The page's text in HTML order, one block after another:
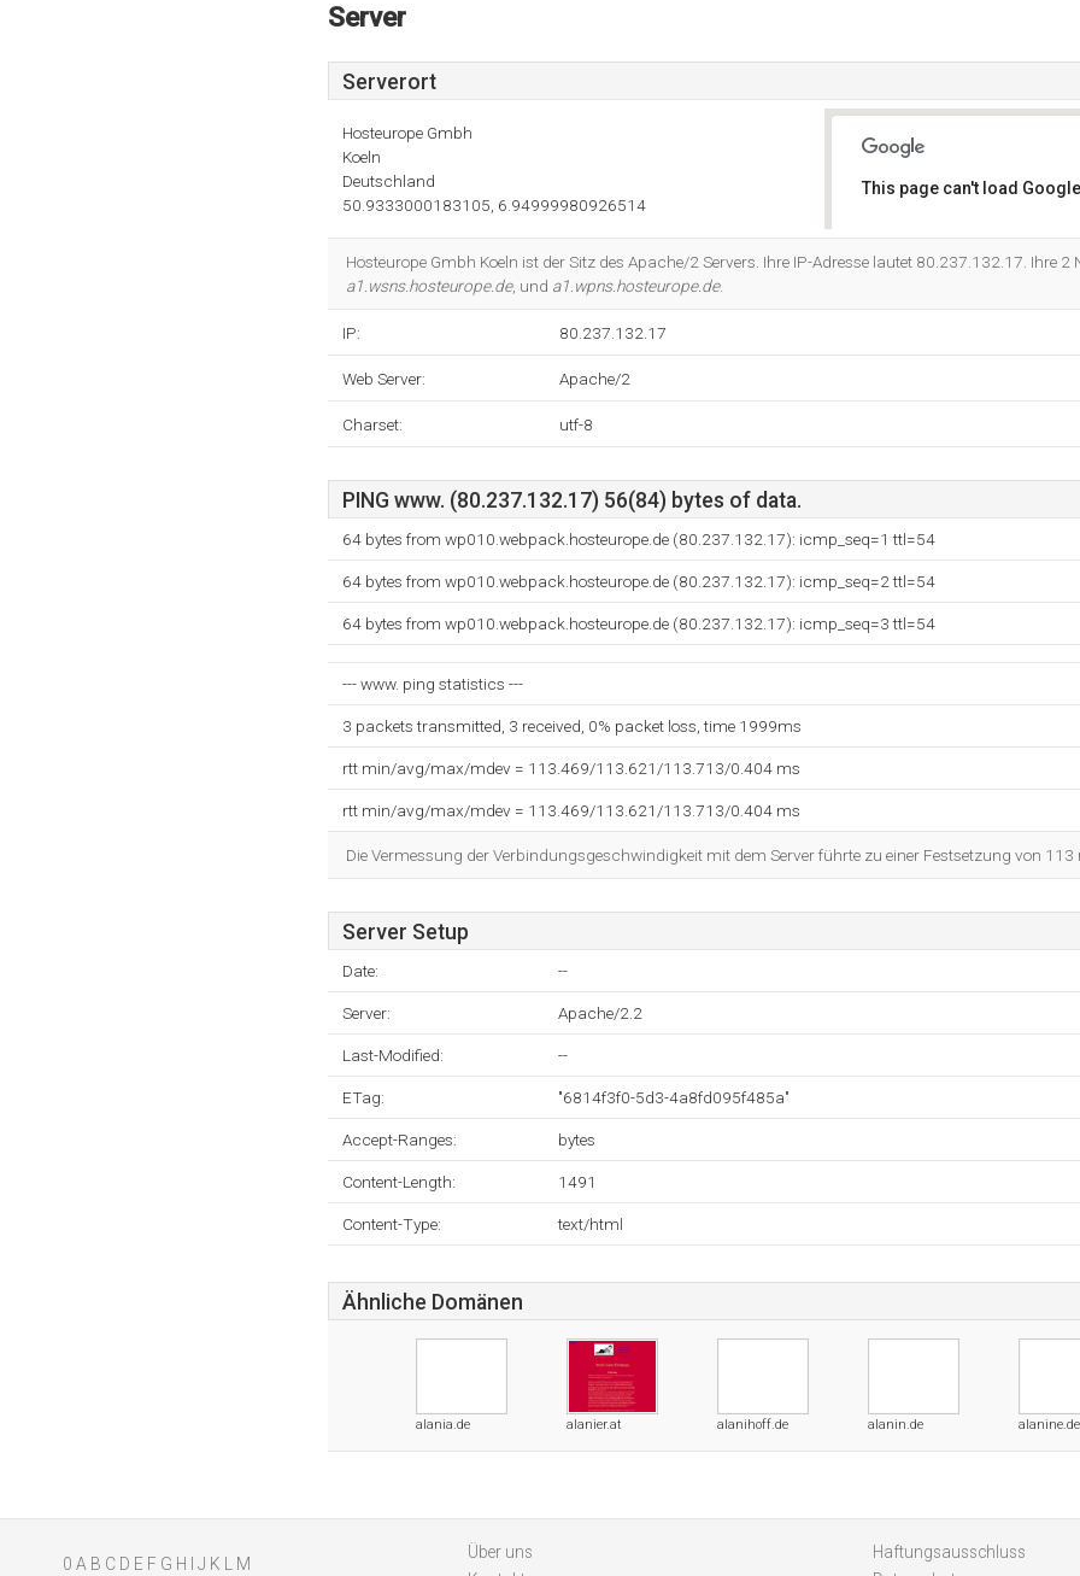
Server
Serverort
Hosteurope Gmbh
Koeln
Deutschland
50.9333000183105, 6.94999980926514
This page can't load
Hosteurope Gmbh Koeln ist der Sitz des Apache/2 Servers. Ihre IP-Adresse lautet 80.237.132.17. Ihre 2
a1.wsns.hosteurope.de, und a1.wpns.hosteurope.de.
IP: 80.237.132.17
Web Server: Apache/2
Charset: utf-8
PING www. (80.237.132.17) 56(84) bytes of data.
64 bytes from wp010.webpack.hosteurope.de (80.237.132.17): icmp_seq=1 ttl=54
64 bytes from wp010.webpack.hosteurope.de (80.237.132.17): icmp_seq=2 ttl=54
64 bytes from wp010.webpack.hosteurope.de (80.237.132.17): icmp_seq=3 ttl=54
--- www. ping statistics ---
3 packets transmitted, 3 received, 0% packet loss, time 1999ms
rtt min/avg/max/mdev = 113.469/113.621/113.713/0.404 ms
rtt min/avg/max/mdev = 113.469/113.621/113.713/0.404 ms
Die Vermessung der Verbindungsgeschwindigkeit mit dem Server führte zu einer Festsetzung von 113
Server Setup
Date: --
Server: Apache/2.2
Last-Modified: --
ETag: "6814f3f0-5d3-4a8fd095f485a"
Accept-Ranges: bytes
Content-Length: 1491
Content-Type: text/html
Ähnliche Domänen
alania.de alanier.at alanihoff.de alanin.de alanine.de
0 A B C D E F G H J K M
Über uns
Haftungsausschluss